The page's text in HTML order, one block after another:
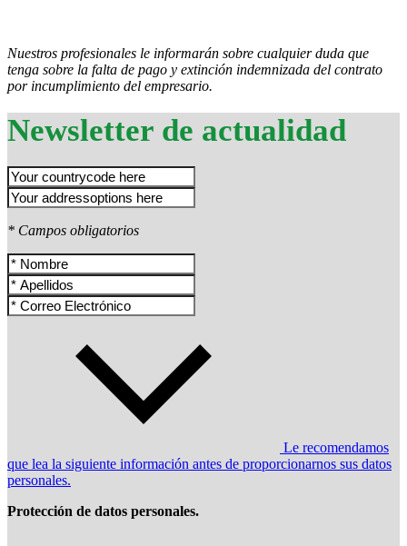
Nuestros profesionales le informarán sobre cualquier duda que
tenga sobre la falta de pago y extinción indemnizada del contrato
por incumplimiento del empresario.
Newsletter de actualidad
* Campos obligatorios
Le recomendamos
que lea la siguiente información antes de proporcionarnos sus datos
personales.
Protección de datos personales.